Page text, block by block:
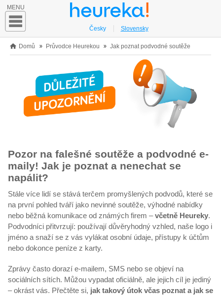
MENU
Česky Slovensky
Domů Průvodce Heurekou Jak poznat podvodné soutěže
Pozor na falešné soutěže a podvodné e-
maily! Jak je poznat a nenechat se
napálit?
Stále více lidí se stává terčem promyšlených podvodů, které se
na první pohled tváří jako nevinné soutěže, výhodné nabídky
nebo běžná komunikace od známých firem –včetně Heureky.
Podvodníci přitvrzují: používají důvěryhodný vzhled, naše logo i
jméno a snaží se z vás vylákat osobní údaje, přístupy k účtům
nebo dokonce peníze z karty.
Zprávy často dorazí e-mailem, SMS nebo se objeví na
sociálních sítích. Můžou vypadat oficiálně, ale jejich cíl je jediný
– okrást vás. Přečtěte si, jak takový útok včas poznat a jak se